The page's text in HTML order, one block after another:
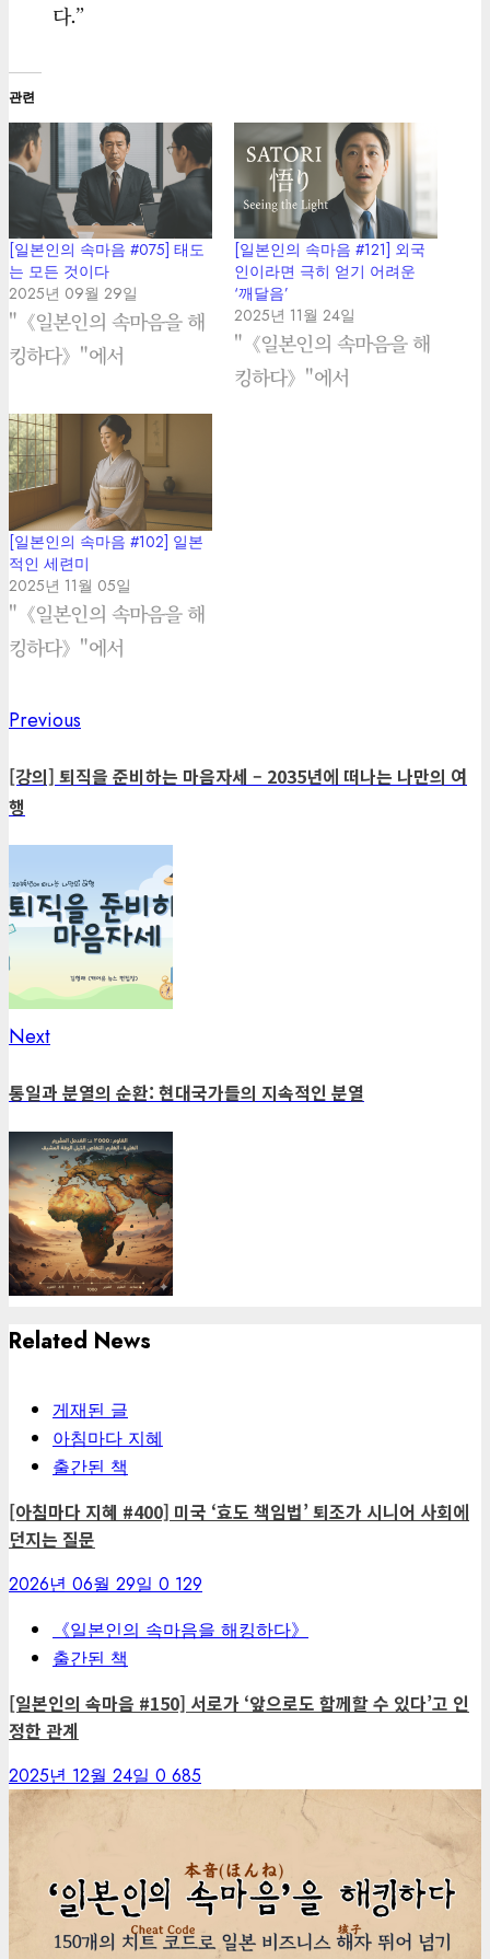
다.”
관련
[일본인의 속마음 #075] 태도
는 모든 것이다
2025년 09월 29일
"《일본인의 속마음을 해
킹하다》"에서
[일본인의 속마음 #121] 외국
인이라면 극히 얻기 어려운
‘깨달음’
2025년 11월 24일
"《일본인의 속마음을 해
킹하다》"에서
[일본인의 속마음 #102] 일본
적인 세련미
2025년 11월 05일
"《일본인의 속마음을 해
킹하다》"에서
Post
navigation
Previous
[강의] 퇴직을 준비하는 마음자세 – 2035년에 떠나는 나만의 여
행
NextNext
통일과 분열의 순환: 현대국가들의 지속적인 분열
Related News
게재된 글
아침마다 지혜
출간된 책
[아침마다 지혜 #400] 미국 ‘효도 책임법’ 퇴조가 시니어 사회에
던지는 질문
2026년 06월 29일 0 129
《일본인의 속마음을 해킹하다》
출간된 책
[일본인의 속마음 #150] 서로가 ‘앞으로도 함께할 수 있다’고 인
정한 관계
2025년 12월 24일 0 685